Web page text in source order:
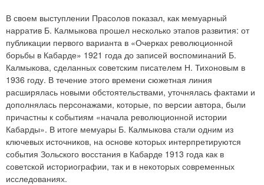
В своем выступлении Прасолов показал, как мемуарный
нарратив Б. Калмыкова прошел несколько этапов развития: от
публикации первого варианта в «Очерках революционной
борьбы в Кабарде» 1921 года до записей воспоминаний Б.
Калмыкова, сделанных советским писателем Н. Тихоновым в
1936 году. В течение этого времени сюжетная линия
расширялась новыми обстоятельствами, уточнялась фактами и
дополнялась персонажами, которые, по версии автора, были
причастны к событиям «начала революционной истории
Кабарды». В итоге мемуары Б. Калмыкова стали одним из
ключевых источников, на основе которых интерпретируются
события Зольского восстания в Кабарде 1913 года как в
советской историографии, так и в некоторых современных
исследованиях.